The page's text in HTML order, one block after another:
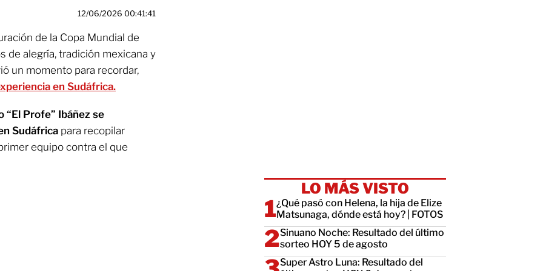
12/06/2026 00:41:41
de la Copa Mundial de
de alegría, tradición mexicana y
un momento para recordar,
en Sudáfrica.
“El Profe” Ibáñez se
Sudáfrica para recopilar
equipo contra el que
LO MÁS VISTO
¿Qué pasó con Helena, la hija de Elize
Matsunaga, dónde está hoy? | FOTOS
Sinuano Noche: Resultado del último
sorteo HOY 5 de agosto
Super Astro Luna: Resultado del